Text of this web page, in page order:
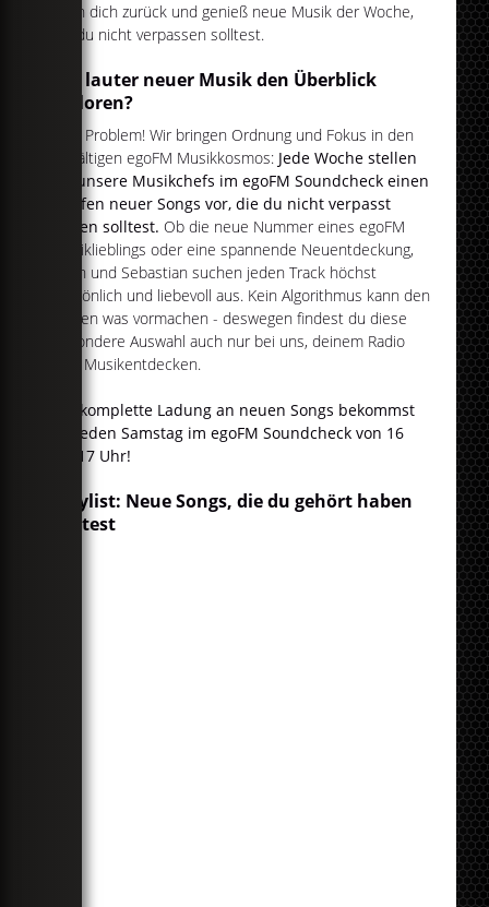
Lehn dich zurück und genieß neue Musik der Woche,
die du nicht verpassen solltest.
Vor lauter neuer Musik den Überblick
verloren?
Kein Problem! Wir bringen Ordnung und Fokus in den
vielfältigen egoFM Musikkosmos: Jede Woche stellen
dir unsere Musikchefs im egoFM Soundcheck einen
Haufen neuer Songs vor, die du nicht verpasst
haben solltest. Ob die neue Nummer eines egoFM
Musiklieblings oder eine spannende Neuentdeckung,
Julian und Sebastian suchen jeden Track höchst
persönlich und liebevoll aus. Kein Algorithmus kann den
beiden was vormachen - deswegen findest du diese
besondere Auswahl auch nur bei uns, deinem Radio
zum Musikentdecken.
Die komplette Ladung an neuen Songs bekommst
du jeden Samstag im egoFM Soundcheck von 16
bis 17 Uhr!
Playlist: Neue Songs, die du gehört haben
solltest